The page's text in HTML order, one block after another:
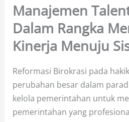
Manajemen
Dalam Rangka
Kinerja Menuju
Reformasi Birokrasi pada
perubahan besar dalam
kelola pemerintahan untuk
pemerintahan yang